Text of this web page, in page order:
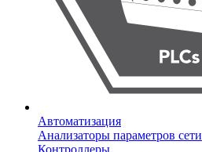
Автоматизация
Анализаторы параметров сети
Контроллеры